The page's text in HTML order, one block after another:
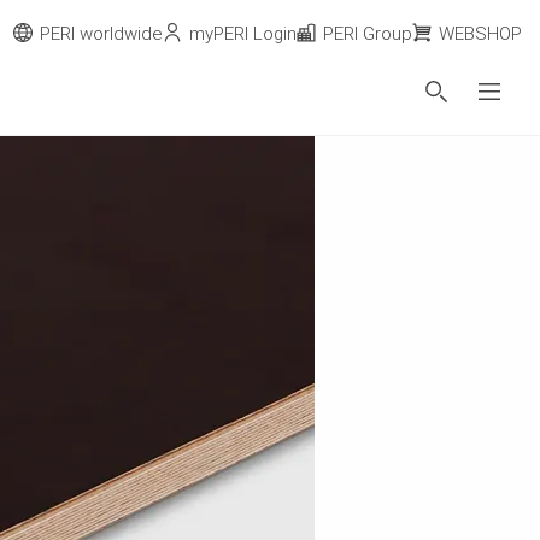
PERI worldwide myPERI Login PERI Group WEBSHOP